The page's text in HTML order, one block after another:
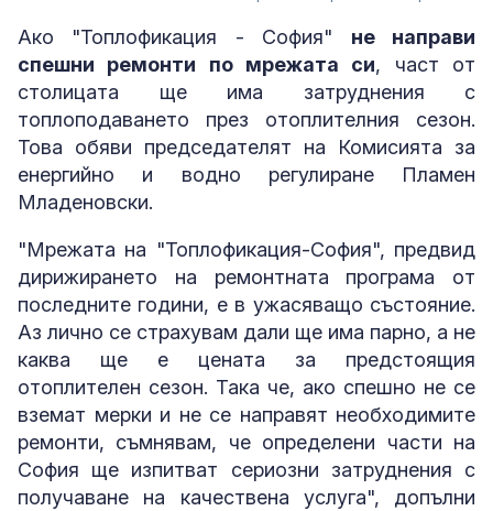
Ако "Топлофикация - София" не направи
спешни ремонти по мрежата си, част от
столицата ще има затруднения с
топлоподаването през отоплителния сезон.
Това обяви председателят на Комисията за
енергийно и водно регулиране Пламен
Младеновски.
"Мрежата на "Топлофикация-София", предвид
дирижирането на ремонтната програма от
последните години, е в ужасяващо състояние.
Аз лично се страхувам дали ще има парно, а не
каква ще е цената за предстоящия
отоплителен сезон. Така че, ако спешно не се
вземат мерки и не се направят необходимите
ремонти, съмнявам, че определени части на
София ще изпитват сериозни затруднения с
получаване на качествена услуга", допълни